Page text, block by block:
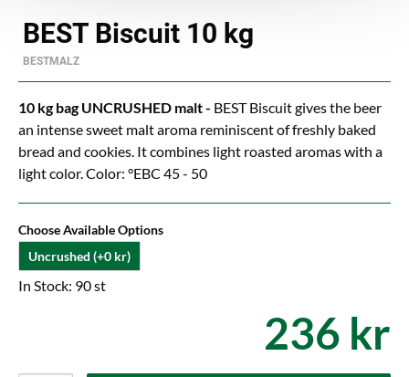
BEST Biscuit 10 kg
BESTMALZ
10 kg bag UNCRUSHED malt - BEST Biscuit gives the beer
an intense sweet malt aroma reminiscent of freshly baked
bread and cookies. It combines light roasted aromas with a
light color. Color: °EBC 45 - 50
Choose Available Options
Uncrushed (+0 kr)
In Stock: 90 st
236 kr